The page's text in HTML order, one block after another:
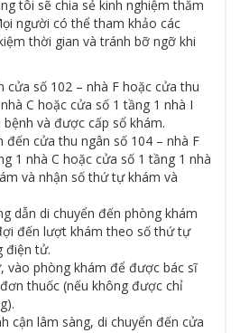
tôi sẽ chia sẻ kinh nghiệm thăm
người có thể tham khảo các
thời gian và tránh bỡ ngỡ khi
cửa số 102 – nhà F hoặc cửa thu
C hoặc cửa số 1 tầng 1 nhà I
và được cấp sổ khám.
đến cửa thu ngân số 104 – nhà F
1 nhà C hoặc cửa số 1 tầng 1 nhà
và nhận số thứ tự khám và
dẫn di chuyển đến phòng khám
đến lượt khám theo số thứ tự
điện tử.
vào phòng khám để được bác sĩ
thuốc (nếu không được chỉ
cận lâm sàng, di chuyển đến cửa